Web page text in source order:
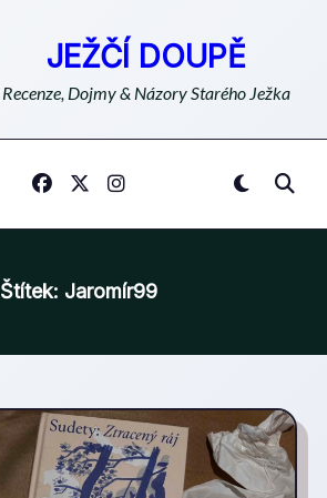
JEŽČÍ DOUPĚ
Recenze, Dojmy & Názory Starého Ježka
Štítek: Jaromír99